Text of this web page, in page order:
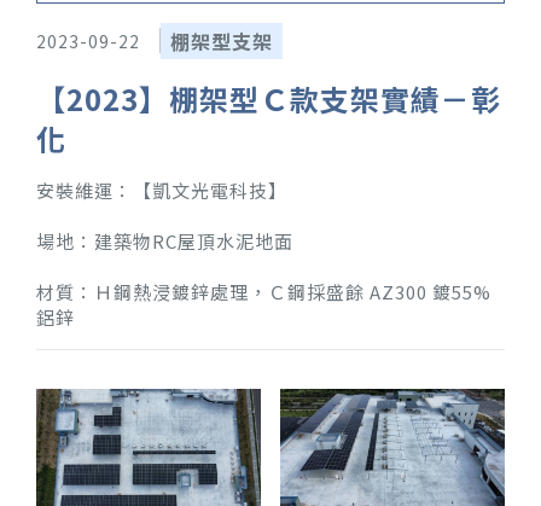
2023-09-22 棚架型支架
【2023】棚架型Ｃ款支架實績－彰
化
安裝維運：【凱文光電科技】
場地：建築物RC屋頂水泥地面
材質：Ｈ鋼熱浸鍍鋅處理，Ｃ鋼採盛餘 AZ300 鍍55%
鋁鋅